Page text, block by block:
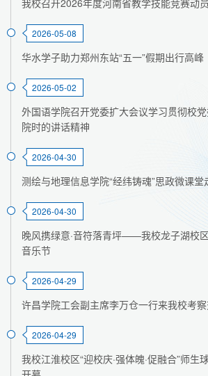
2026-05-08
华水学子助力郑州东站“五一”假期出行高峰
2026-05-02
外国语学院召开党委扩大会议学习贯彻校
院时的讲话精神
2026-04-30
测绘与地理信息学院“经纬铸魂”思政微课
2026-04-30
晚风携绿意·音符落青坪——我校龙子湖校
音乐节
2026-04-29
许昌学院工会副主席李万仓一行来我校考
2026-04-29
我校江淮校区“迎校庆·强体魄·促融合”师生